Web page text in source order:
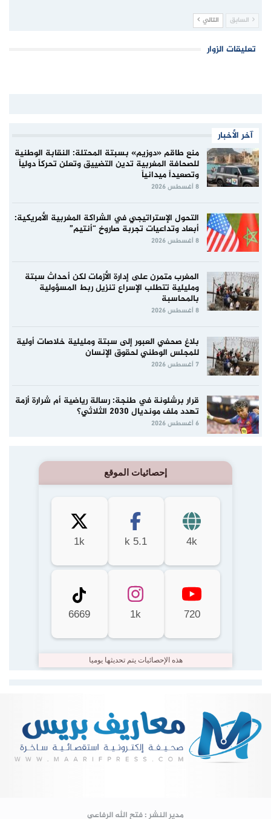
السابق التالي
تعليقات الزوار
آخر الأخبار
منع طاقم «دوزيم» بسبتة المحتلة: النقابة الوطنية
للصحافة المغربية تدين التضييق وتعلن تحركاً دولياً
وتصعيداً ميدانياً
8 أغسطس 2026
التحول الإستراتيجي في الشراكة المغربية الأمريكية:
أبعاد وتداعيات تجربة صاروخ “أنتيم”
8 أغسطس 2026
المغرب متمرن على إدارة الأزمات لكن أحداث سبتة
ومليلية تتطلب الإسراع تنزيل ربط المسؤولية
بالمحاسبة
8 أغسطس 2026
بلاغ صحفي العبور إلى سبتة ومليلية خلاصات أولية
للمجلس الوطني لحقوق الإنسان
7 أغسطس 2026
قرار برشلونة في طنجة: رسالة رياضية أم شرارة أزمة
تهدد ملف مونديال 2030 الثلاثي؟
6 أغسطس 2026
إحصائيات الموقع
4k
5.1 k
1k
720
1k
6669
هذه الإحصائيات يتم تحديثها يوميا
مدير النشر : فتح الله الرفاعي